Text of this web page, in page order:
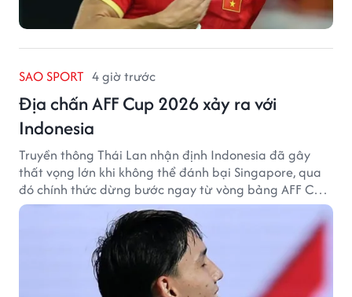
SAO SPORT 4 giờ trước
Địa chấn AFF Cup 2026 xảy ra với
Indonesia
Truyền thông Thái Lan nhận định Indonesia đã gây
thất vọng lớn khi không thể đánh bại Singapore, qua
đó chính thức dừng bước ngay từ vòng bảng AFF Cup
2026.